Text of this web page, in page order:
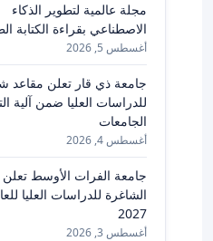
مجلة عالمية لتطوير الذكاء
الاصطناعي بقراءة الكتابة
أغسطس 5, 2026
جامعة ذي قار تعلن مقاعد
للدراسات العليا ضمن آلية
الجامعات
أغسطس 4, 2026
جامعة الفرات الأوسط تعلن
2027
أغسطس 3, 2026